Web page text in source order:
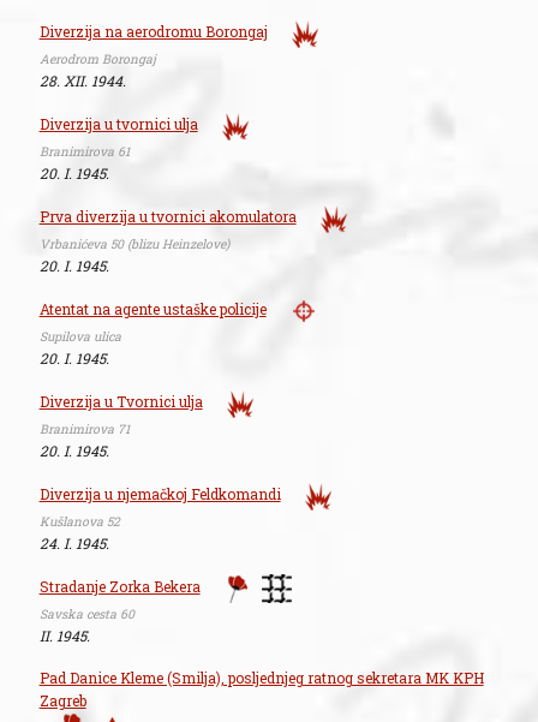
Diverzija na aerodromu Borongaj
Aerodrom Borongaj
28. XII. 1944.
Diverzija u tvornici ulja
Branimirova 61
20. I. 1945.
Prva diverzija u tvornici akomulatora
Vrbanićeva 50 (blizu Heinzelove)
20. I. 1945.
Atentat na agente ustaške policije
Supilova ulica
20. I. 1945.
Diverzija u Tvornici ulja
Branimirova 71
20. I. 1945.
Diverzija u njemačkoj Feldkomandi
Kušlanova 52
24. I. 1945.
Stradanje Zorka Bekera
Savska cesta 60
II. 1945.
Pad Danice Kleme (Smilja), posljednjeg ratnog sekretara MK KPH
Zagreb